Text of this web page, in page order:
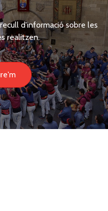
d'informació sobre les
realitzen.